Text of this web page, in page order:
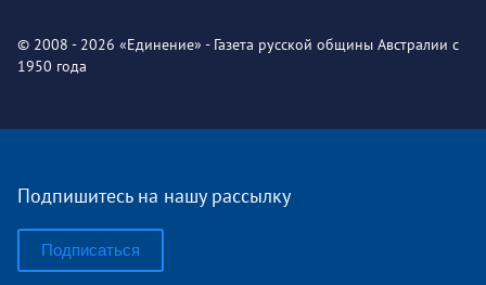
© 2008 - 2026 «Единение» - Газета русской общины Австралии с
1950 года
Подпишитесь на нашу рассылку
Подписаться